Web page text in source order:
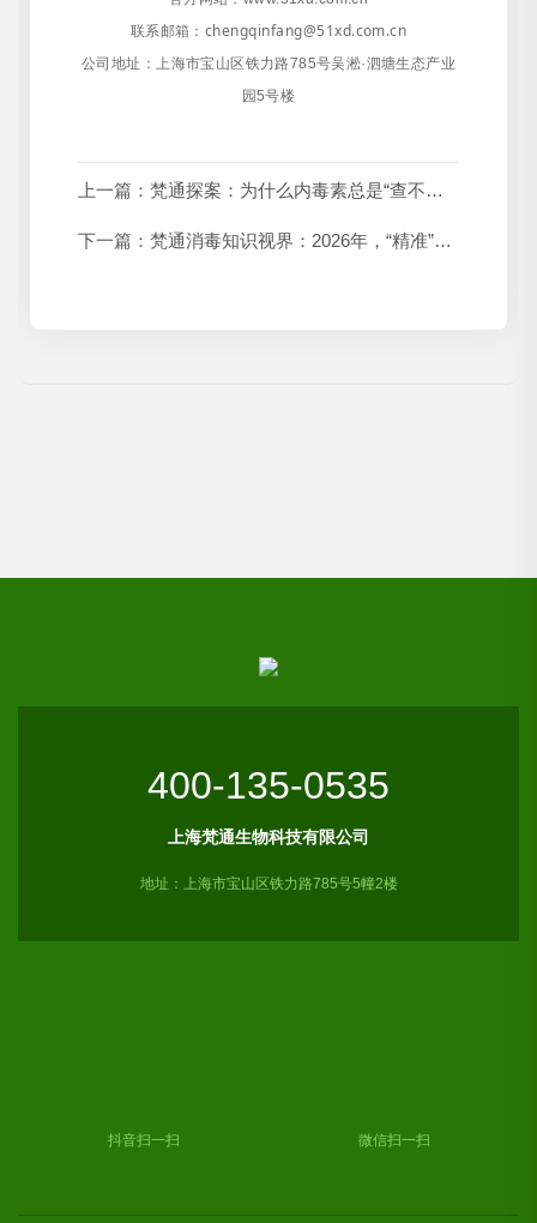
联系邮箱：chengqinfang@51xd.com.cn
公司地址 ：
上海市宝山区铁力路785号吴淞·泗塘生态产业
园5号楼
上一篇： 梵通探案：为什么内毒素总是“查不出来、降不下去”？
下一篇： 梵通消毒知识视界：2026年，“精准”与“残留”的攻防战
400-135-0535
上海梵通生物科技有限公司
地址：上海市宝山区铁力路785号5幢2楼
微信扫一扫
抖音扫一扫